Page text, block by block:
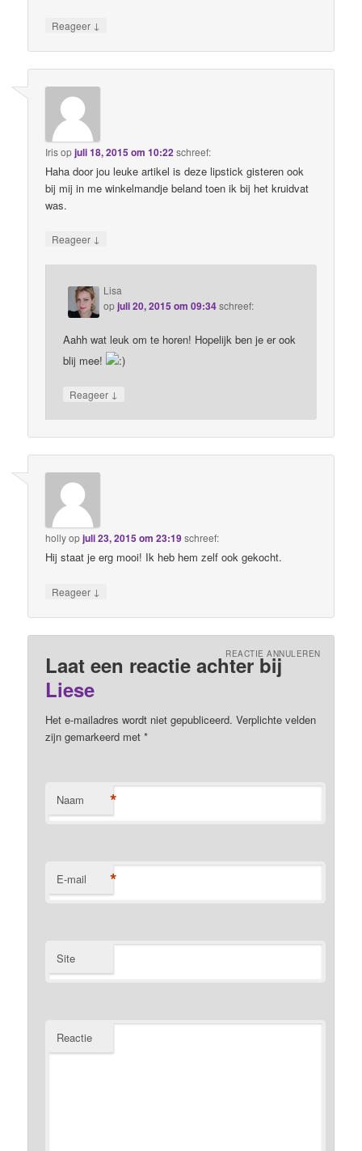
Reageer ↓
Irisopjuli 18, 2015 om 10:22schreef:
Haha door jou leuke artikel is deze lipstick gisteren ook
bij mij in me winkelmandje beland toen ik bij het kruidvat
was.
Reageer ↓
Lisa
opjuli 20, 2015 om 09:34schreef:
Aahh wat leuk om te horen! Hopelijk ben je er ook
blij mee!
Reageer ↓
hollyopjuli 23, 2015 om 23:19schreef:
Hij staat je erg mooi! Ik heb hem zelf ook gekocht.
Reageer ↓
Laat een reactie achter bij
Liese
REACTIE ANNULEREN
Het e-mailadres wordt niet gepubliceerd. Verplichte velden
zijn gemarkeerd met*
Naam *
E-mail *
Site
Reactie